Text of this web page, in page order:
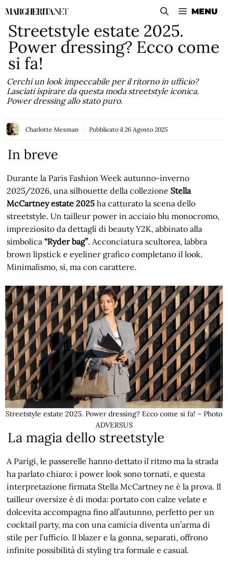
Vai
contenuto
MENU
Streetstyle estate 2025.
Power dressing? Ecco come
si fa!
Cerchi un look impeccabile per il ritorno in ufficio?
Lasciati ispirare da questa moda streetstyle iconica.
Power dressing allo stato puro.
Charlotte Mesman Pubblicato il 26 Agosto 2025
In breve
Durante la Paris Fashion Week autunno-inverno
2025/2026, una silhouette della collezione Stella
McCartney estate 2025 ha catturato la scena dello
streetstyle. Un tailleur power in acciaio blu monocromo,
impreziosito da dettagli di beauty Y2K, abbinato alla
simbolica“Ryder bag”. Acconciatura scultorea, labbra
brown lipstick e eyeliner grafico completano il look.
Minimalismo, sì, ma con carattere.
Streetstyle estate 2025. Power dressing? Ecco come si fa! – Photo
ADVERSUS
La magia dello streetstyle
A Parigi, le passerelle hanno dettato il ritmo ma la strada
ha parlato chiaro: i power look sono tornati, e questa
interpretazione firmata Stella McCartney ne è la prova. Il
tailleur oversize è di moda: portato con calze velate e
dolcevita accompagna fino all’autunno, perfetto per un
cocktail party, ma con una camicia diventa un’arma di
stile per l’ufficio. Il blazer e la gonna, separati, offrono
infinite possibilità di styling tra formale e casual.